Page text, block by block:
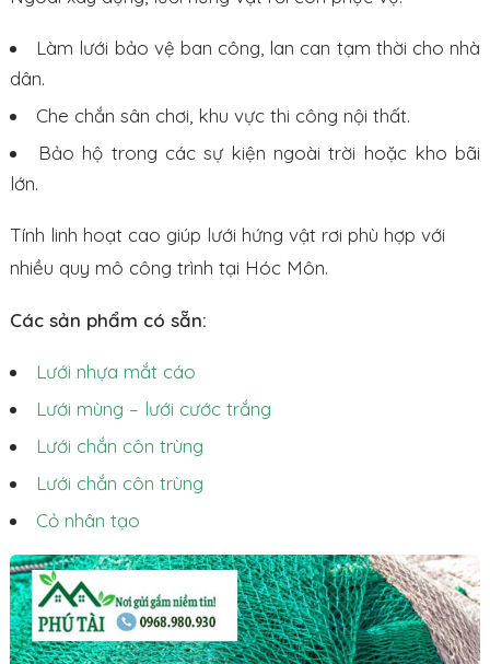
Làm lưới bảo vệ ban công, lan can tạm thời cho nhà
dân.
Che chắn sân chơi, khu vực thi công nội thất.
Bảo hộ trong các sự kiện ngoài trời hoặc kho bãi
lớn.
Tính linh hoạt cao giúp lưới hứng vật rơi phù hợp với
nhiều quy mô công trình tại Hóc Môn.
Các sản phẩm có sẵn:
Lưới nhựa mắt cáo
Lưới mùng – lưới cước trắng
Lưới chắn côn trùng
Lưới chắn côn trùng
Cỏ nhân tạo